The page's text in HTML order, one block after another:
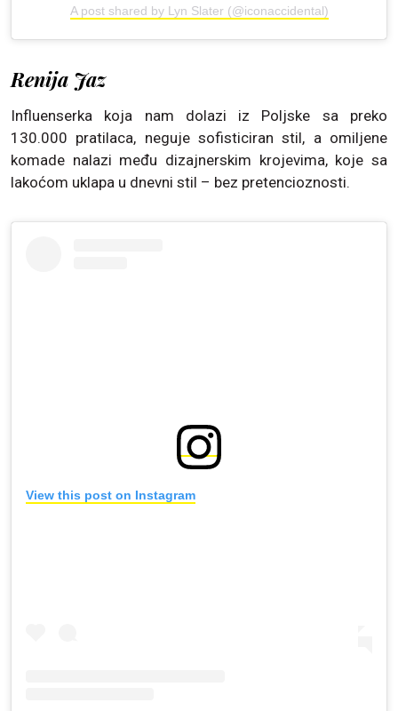
A post shared by Lyn Slater (@iconaccidental)
Renija Jaz
Influenserka koja nam dolazi iz Poljske sa preko
130.000 pratilaca, neguje sofisticiran stil, a omiljene
komade nalazi među dizajnerskim krojevima, koje sa
lakoćom uklapa u dnevni stil – bez pretencioznosti.
View this post on Instagram